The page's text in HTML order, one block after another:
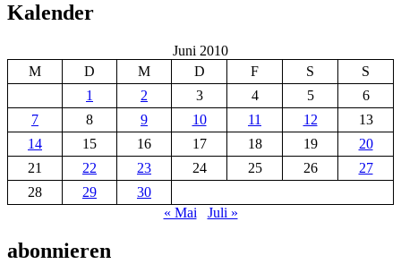
Kalender
Juni 2010
M
D M D F S
S
1
2 3 4 5
6
7
8 9 10 11 12
13
14
15 16 17 18 19
20
21
22 23 24 25 26
27
28
29
30
« Mai
Juli »
abonnieren